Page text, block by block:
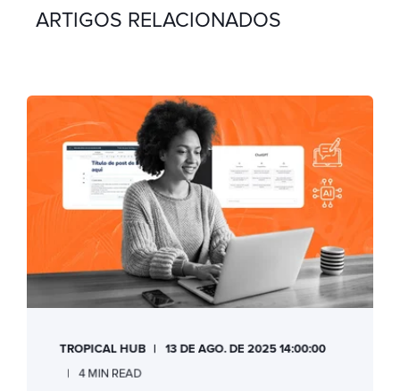
ARTIGOS RELACIONADOS
TROPICAL HUB 13 DE AGO. DE 2025 14:00:00
4 MIN READ